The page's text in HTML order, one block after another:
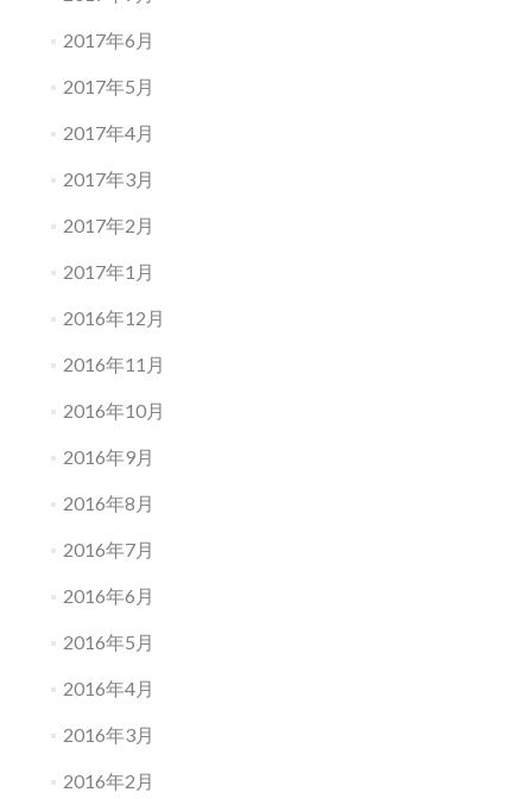
2017年6月
2017年5月
2017年4月
2017年3月
2017年2月
2017年1月
2016年12月
2016年11月
2016年10月
2016年9月
2016年8月
2016年7月
2016年6月
2016年5月
2016年4月
2016年3月
2016年2月